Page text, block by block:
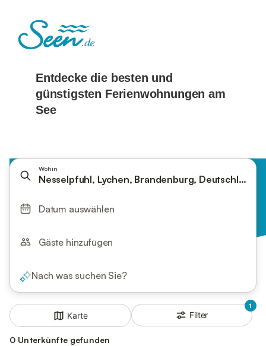
Wohin
Nesselpfuhl, Lychen, Brandenburg, Deutschland
Datum auswählen
Gäste hinzufügen
Nach was suchen Sie?
Karte
1
Filter
0 Unterkünfte gefunden